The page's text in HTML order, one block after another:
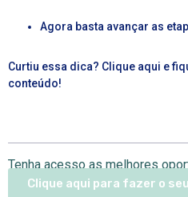
Agora basta avançar as
Curtiu essa dica? Clique aqui e
conteúdo!
Tenha acesso as melhores
Clique aqui para fazer o